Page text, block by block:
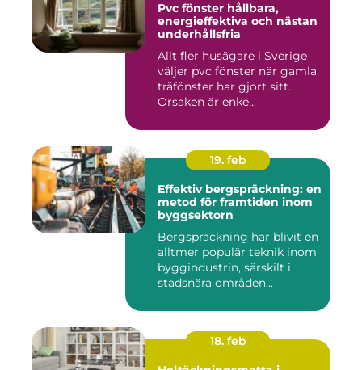
Pvc fönster hållbara,
energieffektiva och nästan
underhållsfria
Allt fler husägare i Sverige
väljer pvc fönster när gamla
träfönster har gjort sitt.
Orsaken är enke...
19. feb
Effektiv bergspräckning: en
metod för framtiden inom
byggsektorn
Bergspräckning har blivit en
alltmer populär teknik inom
byggindustrin, särskilt i
stadsnära områden...
18. feb